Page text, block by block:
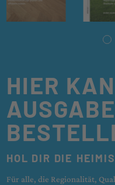
HIER
HOL DIR DIE
Für alle, die Regionalität,